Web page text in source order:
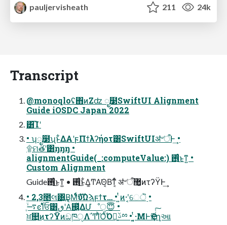
pauljervisheath
211 24k
Transcript
@monoqloʢ΋ͷ͘Ζʣ ೖ໳SwiftUI Alignment
Guide iOSDC Japan 2022
͸͡Ίʹ
• ʮೖ໳ʯͱ͋ΔΑ͏ʹϝΠϯλʔήοτ͸SwiftUIॳ৺ऀͰ͢ •
۩ମతʹ͸ŋŋŋ •
alignmentGuide(_:computeValue:) ࢖ͬͨ͜ͱͳ͍ •
Custom Alignment
Guide࢖ͬͨ͜ͱͳ͍ • ࢖ͬͨ͜ͱ͋Δ͚ͲΑ͘Θ͔Βͳ͔ͬͨ ॳ৺ऀ޲͚ͷτʔΫͰ͢
• 2,3೥લ͸͔ͬ͢Β͔ΜͩͬͨެࣜυΩϡϝϯτ… • ͍ͭͷ·ʹ͔େॆ࣮ •
࠷ֶۙͼ࢝Ίͨਓ͸ٯʹΑ͘஌͍ͬͯΔՄೳੑ😇 •
ਖ਼௚͜ͷτʔΫͷඞཁੑΛٙ͏΄ͲΊͪΌͪ͘Όྑ͍ࢿྉ • ͔͍ͭ·ΜͰҾ༻ͭͭ͠ղઆ